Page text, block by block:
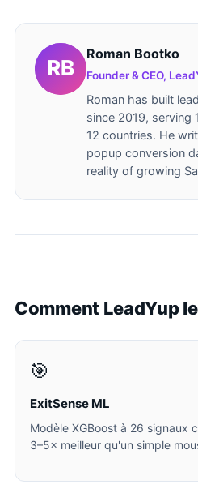
Roman Bootko
Founder & CEO,
Roman has built
since 2019, serving
12 countries. He
popup conversion
reality of growing
Comment LeadYup
🎯
ExitSense ML
Modèle XGBoost à 26
3–5× meilleur qu'un simple